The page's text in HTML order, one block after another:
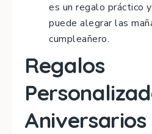
es un regalo práctico
puede alegrar las
cumpleañero.
Regalos
Aniversarios